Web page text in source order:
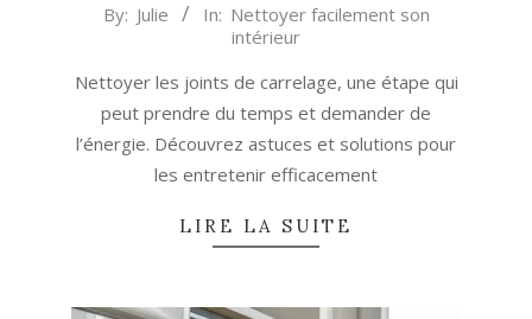
2025-
07
By: Julie In: Nettoyer facilement son
intérieur
Nettoyer les joints de carrelage, une étape qui
peut prendre du temps et demander de
l’énergie. Découvrez astuces et solutions pour
les entretenir efficacement
LIRE LA SUITE